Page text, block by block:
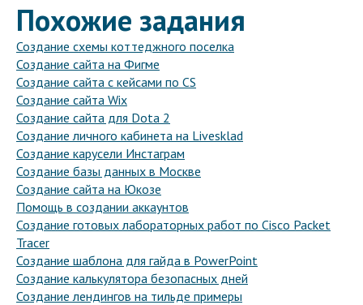
Похожие задания
Создание схемы коттеджного поселка
Создание сайта на Фигме
Создание сайта с кейсами по CS
Создание сайта Wix
Создание сайта для Dota 2
Создание личного кабинета на Livesklad
Создание карусели Инстаграм
Создание базы данных в Москве
Создание сайта на Юкозе
Помощь в создании аккаунтов
Создание готовых лабораторных работ по Cisco Packet
Tracer
Создание шаблона для гайда в PowerPoint
Создание калькулятора безопасных дней
Создание лендингов на тильде примеры